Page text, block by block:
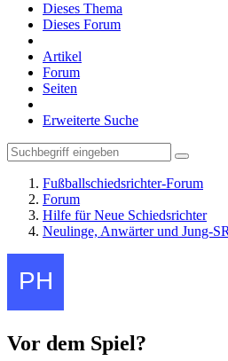
Dieses Thema
Dieses Forum
Artikel
Forum
Seiten
Erweiterte Suche
Fußballschiedsrichter-Forum
Forum
Hilfe für Neue Schiedsrichter
Neulinge, Anwärter und Jung-SR
Vor dem Spiel?